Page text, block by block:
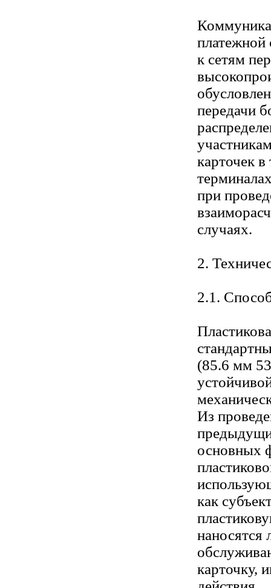
платежной
к сетям
передачи
карточек
при
случаях.
2.
2.1.
(85.6 мм
Из
основных
как
наносятся
карточку,